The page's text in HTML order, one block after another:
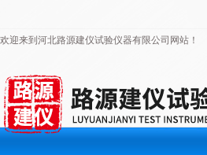
欢迎来到河北路源建仪试验仪器有限公司网站！